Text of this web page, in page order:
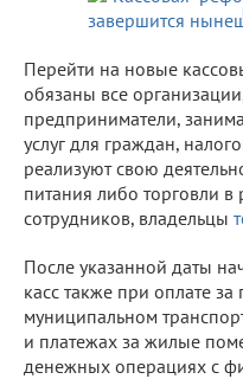
Перейти на новые
обязаны все
предприниматели,
услуг для граждан,
реализуют свою
питания либо торговли в
сотрудников, владельцы
После указанной даты
касс также при оплате
муниципальном
и платежах за жилые
денежных операциях с